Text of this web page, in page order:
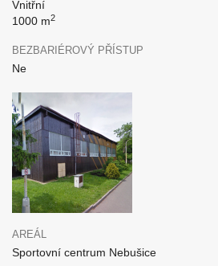
Vnitřní
1000 m2
BEZBARIÉROVÝ PŘÍSTUP
Ne
AREÁL
Sportovní centrum Nebušice